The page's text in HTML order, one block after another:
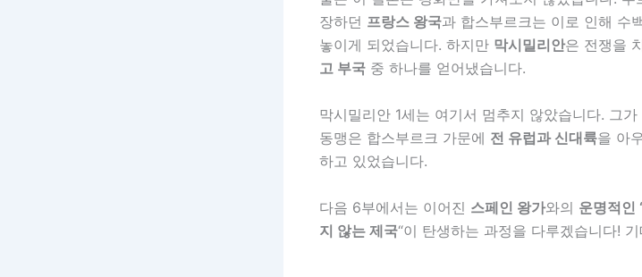
장하던 프랑스 왕국과 합스부르크는 이로 인해 수
놓이게 되었습니다. 하지만 막시밀리안은 전쟁을
고 부국 중 하나를 얻어냈습니다.
막시밀리안 1세는 여기서 멈추지 않았습니다. 그
동맹은 합스부르크 가문에 전 유럽과 신대륙을 아
하고 있었습니다.
다음 6부에서는 이어진 스페인 왕가와의 운명적인
지 않는 제국“이 탄생하는 과정을 다루겠습니다!